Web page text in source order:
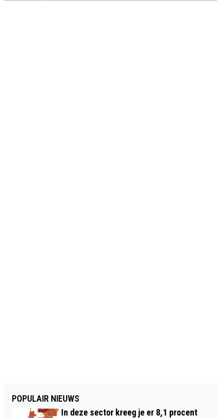
POPULAIR NIEUWS
In deze sector kreeg je er 8,1 procent